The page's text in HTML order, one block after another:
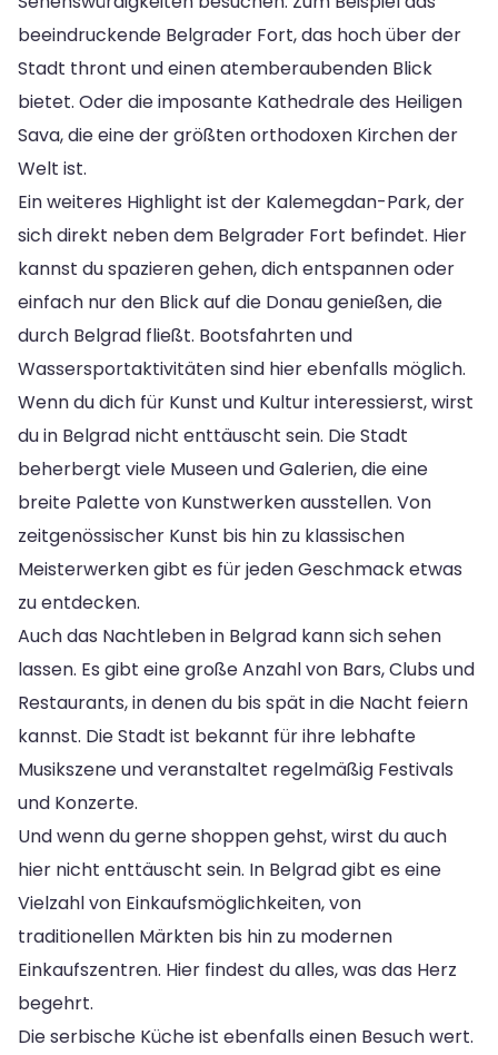
beeindruckende Belgrader Fort, das hoch über der
Stadt thront und einen atemberaubenden Blick
bietet. Oder die imposante Kathedrale des Heiligen
Sava, die eine der größten orthodoxen Kirchen der
Welt ist.
Ein weiteres Highlight ist der Kalemegdan-Park, der
sich direkt neben dem Belgrader Fort befindet. Hier
kannst du spazieren gehen, dich entspannen oder
einfach nur den Blick auf die Donau genießen, die
durch Belgrad fließt. Bootsfahrten und
Wassersportaktivitäten sind hier ebenfalls möglich.
Wenn du dich für Kunst und Kultur interessierst, wirst
du in Belgrad nicht enttäuscht sein. Die Stadt
beherbergt viele Museen und Galerien, die eine
breite Palette von Kunstwerken ausstellen. Von
zeitgenössischer Kunst bis hin zu klassischen
Meisterwerken gibt es für jeden Geschmack etwas
zu entdecken.
Auch das Nachtleben in Belgrad kann sich sehen
lassen. Es gibt eine große Anzahl von Bars, Clubs und
Restaurants, in denen du bis spät in die Nacht feiern
kannst. Die Stadt ist bekannt für ihre lebhafte
Musikszene und veranstaltet regelmäßig Festivals
und Konzerte.
Und wenn du gerne shoppen gehst, wirst du auch
hier nicht enttäuscht sein. In Belgrad gibt es eine
Vielzahl von Einkaufsmöglichkeiten, von
traditionellen Märkten bis hin zu modernen
Einkaufszentren. Hier findest du alles, was das Herz
begehrt.
Die serbische Küche ist ebenfalls einen Besuch wert.